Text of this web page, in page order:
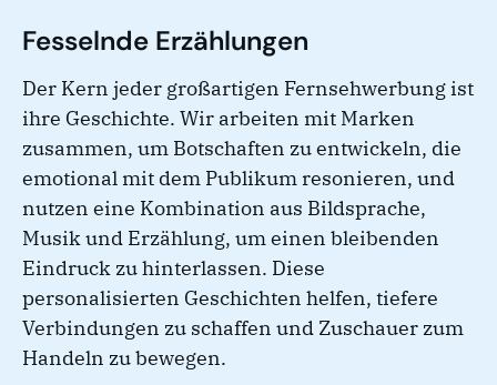
Fesselnde Erzählungen
Der Kern jeder großartigen Fernsehwerbung ist
ihre Geschichte. Wir arbeiten mit Marken
zusammen, um Botschaften zu entwickeln, die
emotional mit dem Publikum resonieren, und
nutzen eine Kombination aus Bildsprache,
Musik und Erzählung, um einen bleibenden
Eindruck zu hinterlassen. Diese
personalisierten Geschichten helfen, tiefere
Verbindungen zu schaffen und Zuschauer zum
Handeln zu bewegen.